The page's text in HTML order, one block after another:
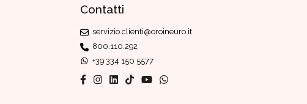
Contatti
servizio.clienti@oroineuro.it
800.110.292
+39 334 150 5577